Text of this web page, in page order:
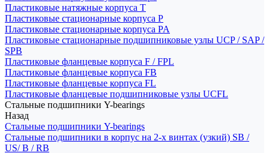
Пластиковые натяжные корпуса T
Пластиковые стационарные корпуса P
Пластиковые стационарные корпуса PA
Пластиковые стационарные подшипниковые узлы UCP / SAP /
SPB
Пластиковые фланцевые корпуса F / FPL
Пластиковые фланцевые корпуса FB
Пластиковые фланцевые корпуса FL
Пластиковые фланцевые подшипниковые узлы UCFL
Стальные подшипники Y-bearings
Назад
Стальные подшипники Y-bearings
Стальные подшипники в корпус на 2-х винтах (узкий) SB /
US/ B / RB